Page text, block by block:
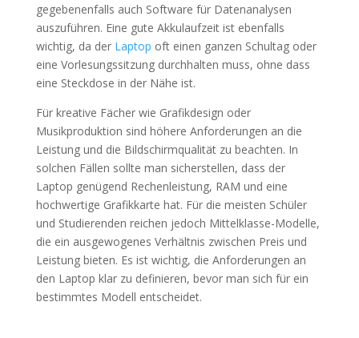
gegebenenfalls auch Software für Datenanalysen
auszuführen. Eine gute Akkulaufzeit ist ebenfalls
wichtig, da der Laptop oft einen ganzen Schultag oder
eine Vorlesungssitzung durchhalten muss, ohne dass
eine Steckdose in der Nähe ist.
Für kreative Fächer wie Grafikdesign oder
Musikproduktion sind höhere Anforderungen an die
Leistung und die Bildschirmqualität zu beachten. In
solchen Fällen sollte man sicherstellen, dass der
Laptop genügend Rechenleistung, RAM und eine
hochwertige Grafikkarte hat. Für die meisten Schüler
und Studierenden reichen jedoch Mittelklasse-Modelle,
die ein ausgewogenes Verhältnis zwischen Preis und
Leistung bieten. Es ist wichtig, die Anforderungen an
den Laptop klar zu definieren, bevor man sich für ein
bestimmtes Modell entscheidet.